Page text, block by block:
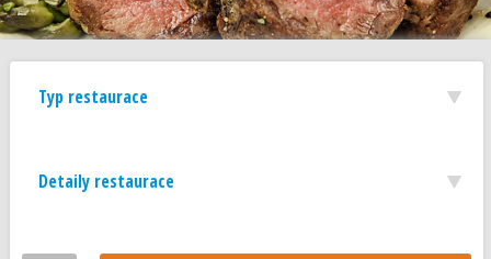
Typ restaurace
Detaily restaurace